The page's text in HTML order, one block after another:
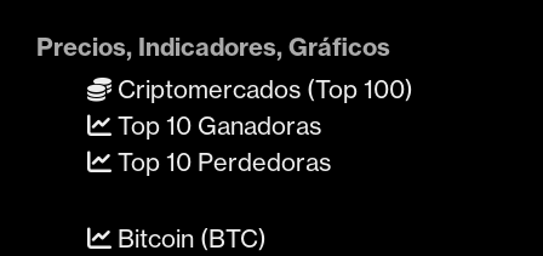
Precios, Indicadores, Gráficos
Criptomercados (Top 100)
Top 10 Ganadoras
Top 10 Perdedoras
Bitcoin (BTC)